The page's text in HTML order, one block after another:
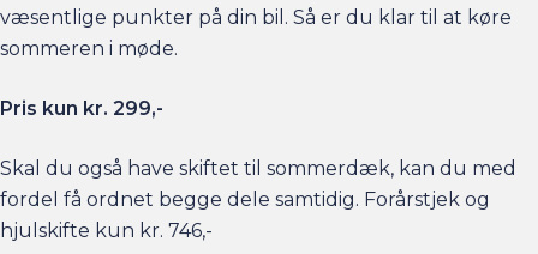
væsentlige punkter på din bil. Så er du klar til at køre
sommeren i møde.
Pris kun kr. 299,-
Skal du også have skiftet til sommerdæk, kan du med
fordel få ordnet begge dele samtidig. Forårstjek og
hjulskifte kun kr. 746,-